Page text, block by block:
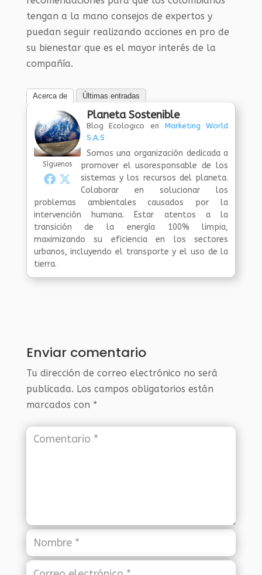
tengan a la mano consejos de expertos y
puedan seguir realizando acciones en pro de
su bienestar que es el mayor interés de la
compañía.
Acerca de Últimas entradas
Síguenos
Planeta Sostenible
Blog Ecologico en Marketing World
S.A.S
Somos una organización dedicada a
promover el usoresponsable de los
sistemas y los recursos del planeta.
Colaborar en solucionar los
problemas ambientales causados por la
intervención humana. Estar atentos a la
transición de la energía 100% limpia,
maximizando su eficiencia en los sectores
urbanos, incluyendo el transporte y el uso de la
tierra.
Enviar comentario
Tu dirección de correo electrónico no será
publicada. Los campos obligatorios están
marcados con *